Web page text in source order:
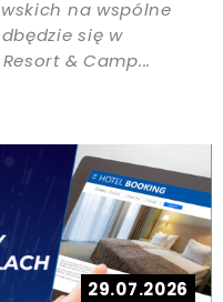
na wspólne
się w
& Camp...
29.07.2026